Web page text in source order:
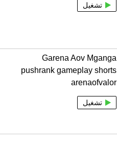
تشغيل
Garena Aov Mganga
pushrank gameplay shorts
arenaofvalor
تشغيل